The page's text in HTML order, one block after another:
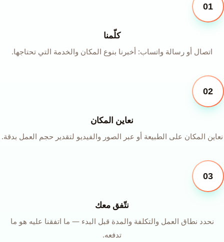
01
كلّمنا
اتصال أو رسالة واتساب: أخبرنا بنوع المكان والخدمة التي تحتاجها.
02
نعاين المكان
نعاين المكان على الطبيعة أو عبر الصور والفيديو لتقدير حجم العمل بدقة.
03
نتّفق معك
نحدد نطاق العمل والتكلفة والمدة قبل البدء — ما اتفقنا عليه هو ما
تدفعه.